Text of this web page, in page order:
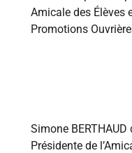
Amicale des Élèves
Promotions
Simone
Présidente de